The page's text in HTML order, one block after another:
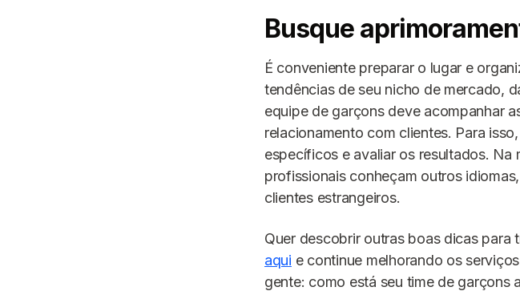
Busque
É conveniente preparar o lugar e
tendências de seu nicho de mercado,
equipe de garçons deve acompanhar
relacionamento com clientes. Para
específicos e avaliar os resultados. Na
profissionais conheçam outros
clientes estrangeiros.
Quer descobrir outras boas dicas para
aqui e continue melhorando os
gente: como está seu time de garçons